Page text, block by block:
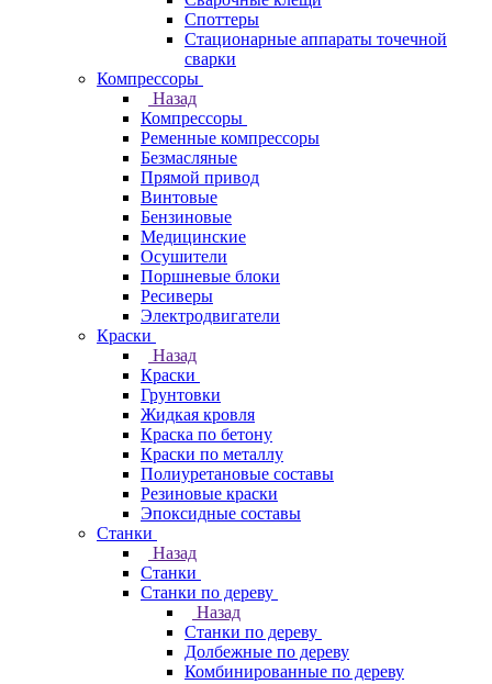
Споттеры
Стационарные аппараты точечной
сварки
Компрессоры
Назад
Компрессоры
Ременные компрессоры
Безмасляные
Прямой привод
Винтовые
Бензиновые
Медицинские
Осушители
Поршневые блоки
Ресиверы
Электродвигатели
Краски
Назад
Краски
Грунтовки
Жидкая кровля
Краска по бетону
Краски по металлу
Полиуретановые составы
Резиновые краски
Эпоксидные составы
Станки
Назад
Станки
Станки по дереву
Назад
Станки по дереву
Долбежные по дереву
Комбинированные по дереву